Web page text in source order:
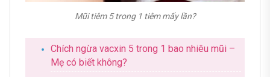
Mũi tiêm 5 trong 1 tiêm mấy lần?
Chích ngừa vacxin 5 trong 1 bao nhiêu mũi –
Mẹ có biết không?